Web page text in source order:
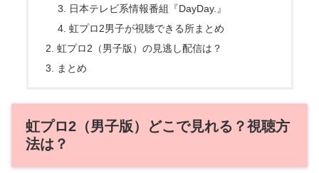
日本テレビ系情報番組『DayDay.』
虹プロ2男子が視聴できる所まとめ
虹プロ2（男子版）の見逃し配信は？
まとめ
虹プロ2（男子版）どこで見れる？視聴方
法は？